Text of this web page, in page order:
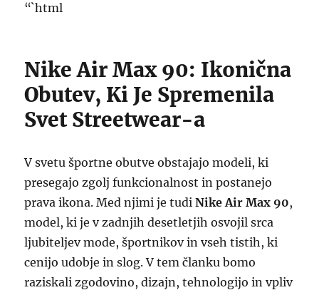
“`html
Nike Air Max 90: Ikonična
Obutev, Ki Je Spremenila
Svet Streetwear-a
V svetu športne obutve obstajajo modeli, ki
presegajo zgolj funkcionalnost in postanejo
prava ikona. Med njimi je tudiNike Air Max 90,
model, ki je v zadnjih desetletjih osvojil srca
ljubiteljev mode, športnikov in vseh tistih, ki
cenijo udobje in slog. V tem članku bomo
raziskali zgodovino, dizajn, tehnologijo in vpliv